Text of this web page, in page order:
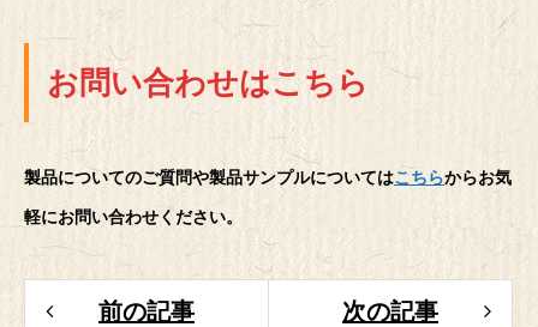
お問い合わせはこちら
製品についてのご質問や製品サンプルについてはこちらからお気
軽にお問い合わせください。
前の記事 次の記事